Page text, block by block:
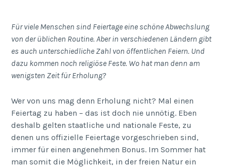
Für viele Menschen sind Feiertage eine schöne Abwechslung
von der üblichen Routine. Aber in verschiedenen Ländern gibt
es auch unterschiedliche Zahl von öffentlichen Feiern. Und
dazu kommen noch religiöse Feste. Wo hat man denn am
wenigsten Zeit für Erholung?
Wer von uns mag denn Erholung nicht? Mal einen
Feiertag zu haben – das ist doch nie unnötig. Eben
deshalb gelten staatliche und nationale Feste, zu
denen uns offizielle Feiertage vorgeschrieben sind,
immer für einen angenehmen Bonus. Im Sommer hat
man somit die Möglichkeit, in der freien Natur ein